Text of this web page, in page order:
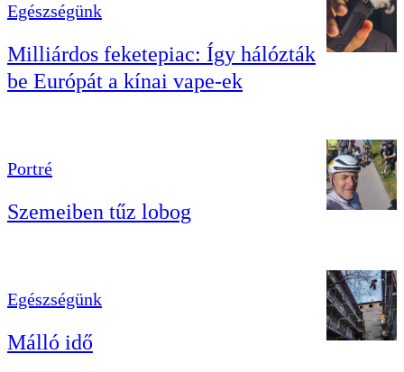
Egészségünk
Milliárdos feketepiac: Így hálózták
be Európát a kínai vape-ek
Portré
Szemeiben tűz lobog
Egészségünk
Málló idő